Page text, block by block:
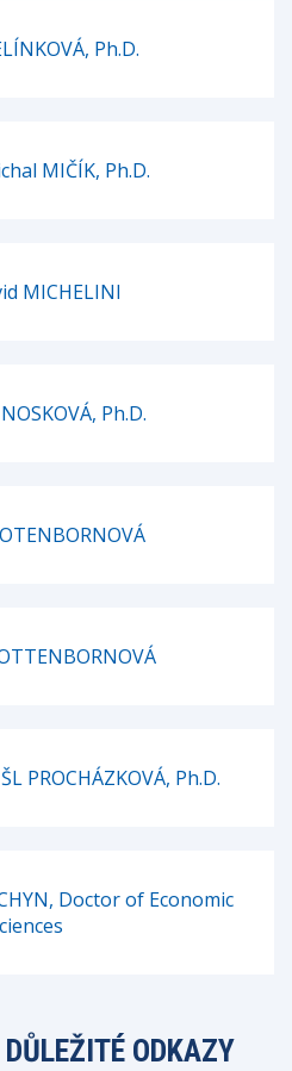
Ph.D.
MIČÍK, Ph.D.
MICHELINI
Ph.D.
PROCHÁZKOVÁ, Ph.D.
Doctor of Economic
ODKAZY